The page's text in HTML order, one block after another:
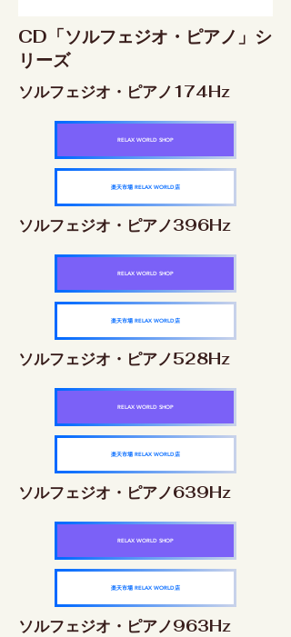
CD「ソルフェジオ・ピアノ」シ
リーズ
ソルフェジオ・ピアノ174Hz
RELAX WORLD SHOP
楽天市場 RELAX WORLD店
ソルフェジオ・ピアノ396Hz
RELAX WORLD SHOP
楽天市場 RELAX WORLD店
ソルフェジオ・ピアノ528Hz
RELAX WORLD SHOP
楽天市場 RELAX WORLD店
ソルフェジオ・ピアノ639Hz
RELAX WORLD SHOP
楽天市場 RELAX WORLD店
ソルフェジオ・ピアノ963Hz